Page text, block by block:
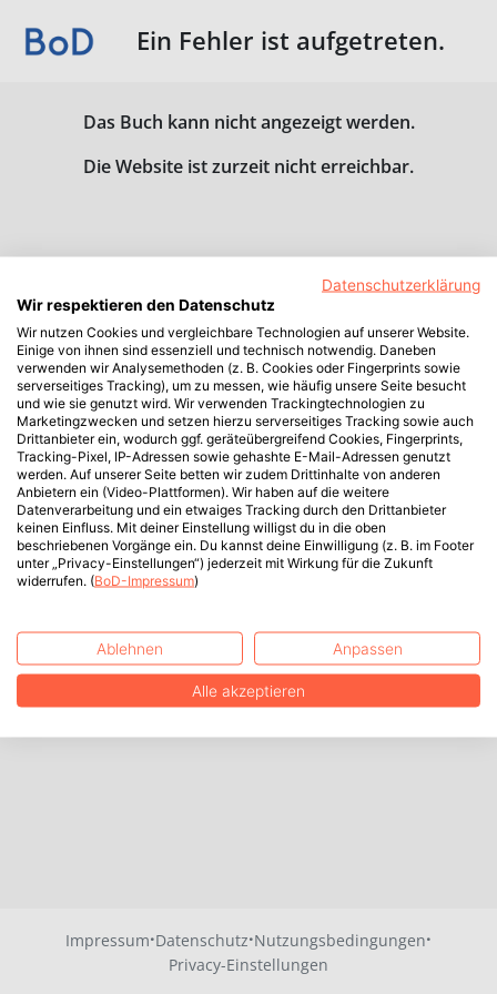
Ein Fehler ist aufgetreten.
Das Buch kann nicht angezeigt werden.
Die Website ist zurzeit nicht erreichbar.
Impressum·Datenschutz·Nutzungsbedingungen·
Privacy-Einstellungen
Datenschutzerklärung
Wir respektieren den Datenschutz
Wir nutzen Cookies und vergleichbare Technologien auf unserer Website.
Einige von ihnen sind essenziell und technisch notwendig. Daneben
verwenden wir Analysemethoden (z. B. Cookies oder Fingerprints sowie
serverseitiges Tracking), um zu messen, wie häufig unsere Seite besucht
und wie sie genutzt wird. Wir verwenden Trackingtechnologien zu
Marketingzwecken und setzen hierzu serverseitiges Tracking sowie auch
Drittanbieter ein, wodurch ggf. geräteübergreifend Cookies, Fingerprints,
Tracking-Pixel, IP-Adressen sowie gehashte E-Mail-Adressen genutzt
werden. Auf unserer Seite betten wir zudem Drittinhalte von anderen
Anbietern ein (Video-Plattformen). Wir haben auf die weitere
Datenverarbeitung und ein etwaiges Tracking durch den Drittanbieter
keinen Einfluss. Mit deiner Einstellung willigst du in die oben
beschriebenen Vorgänge ein. Du kannst deine Einwilligung (z. B. im Footer
unter „Privacy-Einstellungen“) jederzeit mit Wirkung für die Zukunft
widerrufen. (BoD-Impressum)
Ablehnen Anpassen
Alle akzeptieren